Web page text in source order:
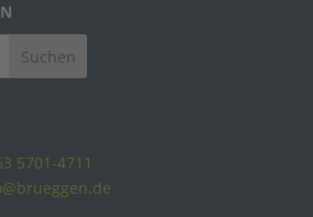
5701-4711